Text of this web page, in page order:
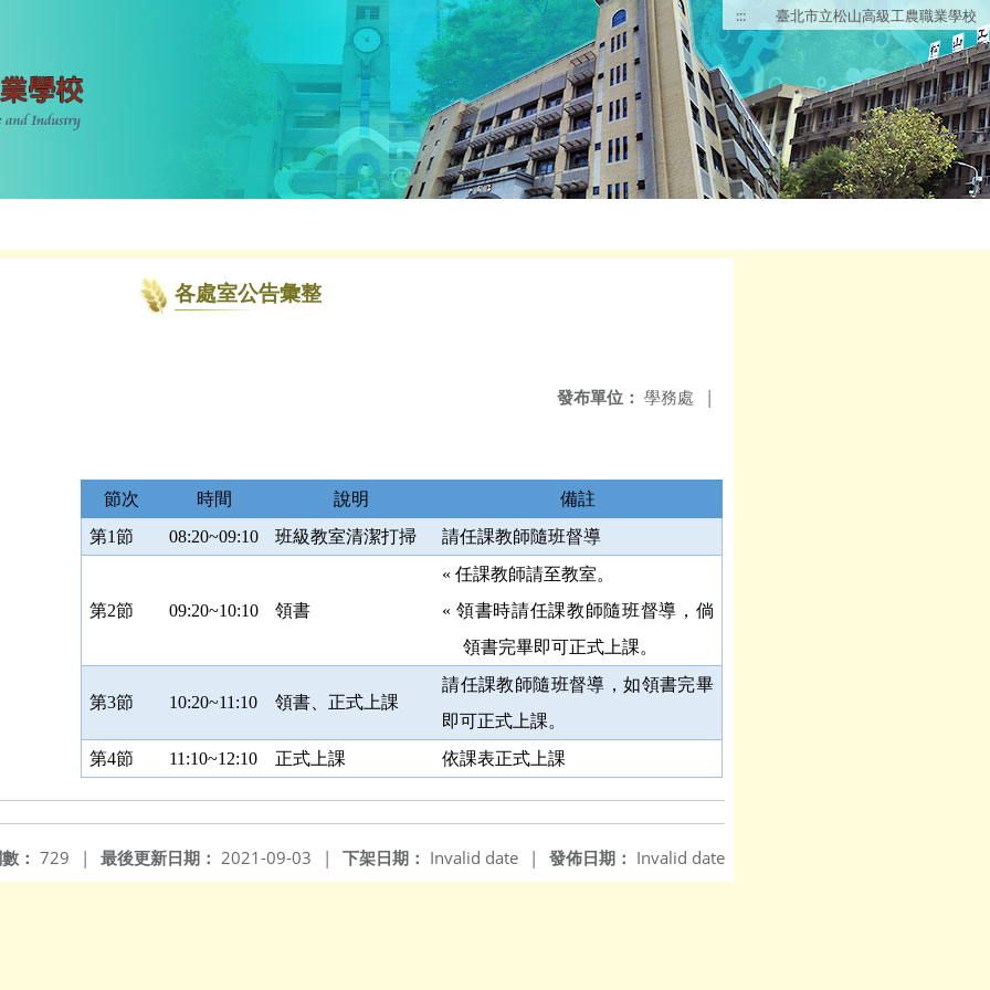
::: 臺北市立松山高級工農職業學校
各處室公告彙整
發布單位： 學務處 |
節次 時間 說明
備註
第1節 08:20~09:10 班級教室清潔打掃 請任課教師隨班督導
第2節 09:20~10:10 領書
«任課教師請至教室。
« 領書時請任課教師隨班督導，倘
領書完畢即可正式上課。
第3節 10:20~11:10 領書、正式上課
請任課教師隨班督導，如領書完畢
即可正式上課。
第4節 11:10~12:10 正式上課 依課表正式上課
發佈日期： Invalid date
下架日期： Invalid date |
最後更新日期： 2021-09-03 |
： 729 |